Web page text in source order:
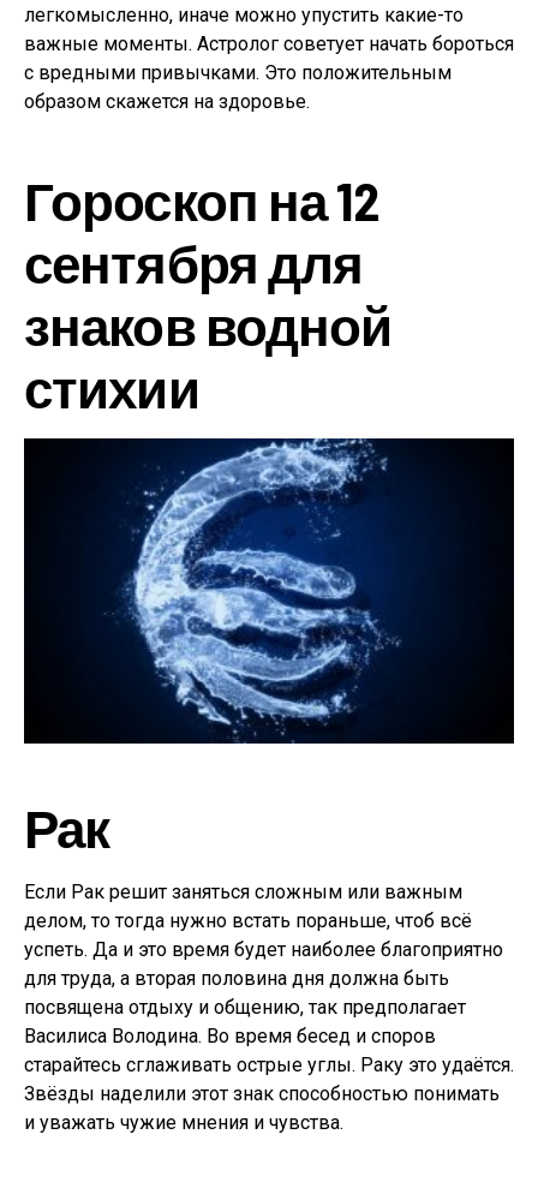
легкомысленно, иначе можно упустить какие-то
важные моменты. Астролог советует начать бороться
с вредными привычками. Это положительным
образом скажется на здоровье.
Гороскоп на 12
сентября для
знаков водной
стихии
Рак
Если Рак решит заняться сложным или важным
делом, то тогда нужно встать пораньше, чтоб всё
успеть. Да и это время будет наиболее благоприятно
для труда, а вторая половина дня должна быть
посвящена отдыху и общению, так предполагает
Василиса Володина. Во время бесед и споров
старайтесь сглаживать острые углы. Раку это удаётся.
Звёзды наделили этот знак способностью понимать
и уважать чужие мнения и чувства.